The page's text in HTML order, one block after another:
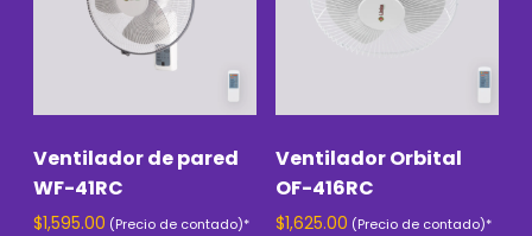
Ventilador de pared
WF-41RC
$1,595.00
Ventilador Orbital
OF-416RC
$1,625.00